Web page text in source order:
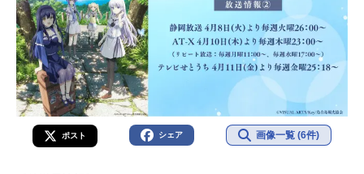
ポスト シェア 画像一覧 (6件)